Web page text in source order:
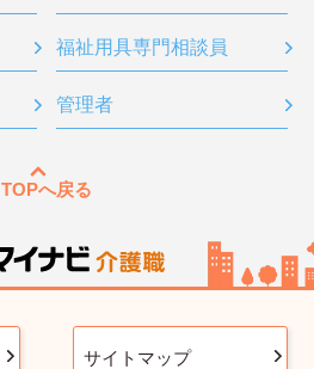
福祉用具専門相談員
管理者
TOPへ戻る
サイトマップ